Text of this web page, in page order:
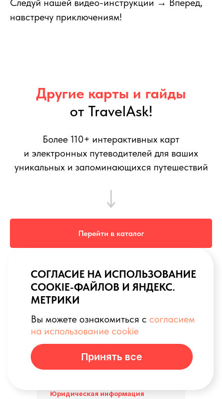
навстречу приключениям!
Другие карты и гайды
от TravelAsk!
Более 110+ интерактивных карт
и электронных путеводителей для ваших
уникальных и запоминающихся путешествий
Перейти в каталог
TravelAsk не связан с Convexity Holdings AG (владельцем
Юридическая информация